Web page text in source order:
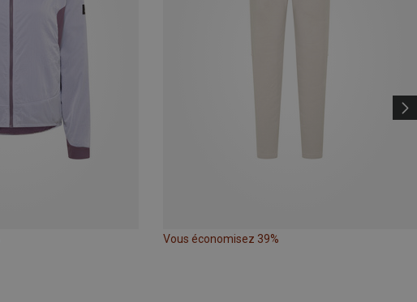
Vous économisez 39%